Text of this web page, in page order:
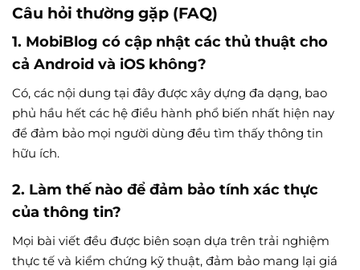
Câu hỏi thường gặp (FAQ)
1. MobiBlog có cập nhật các thủ thuật cho
cả Android và iOS không?
Có, các nội dung tại đây được xây dựng đa dạng, bao
phủ hầu hết các hệ điều hành phổ biến nhất hiện nay
để đảm bảo mọi người dùng đều tìm thấy thông tin
hữu ích.
2. Làm thế nào để đảm bảo tính xác thực
của thông tin?
Mọi bài viết đều được biên soạn dựa trên trải nghiệm
thực tế và kiểm chứng kỹ thuật, đảm bảo mang lại giá